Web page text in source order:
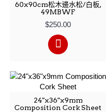
60x90cm松木邊水松/白板,
49MBWF
$250.00
24"x36"x9mm
Composition Cork Sheet